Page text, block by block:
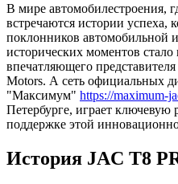
В мире автомобилестроения,
встречаются истории
поклонников автомобильной
исторических моментов
впечатляющего
Motors. А сеть официальных
"Максимум" https://maximum-
Петербурге, играет ключевую
поддержке этой
История JAC T8